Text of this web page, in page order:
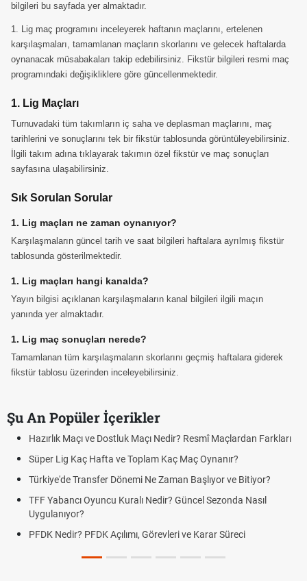
bilgileri bu sayfada yer almaktadır.
1. Lig maç programını inceleyerek haftanın maçlarını, ertelenen
karşılaşmaları, tamamlanan maçların skorlarını ve gelecek haftalarda
oynanacak müsabakaları takip edebilirsiniz. Fikstür bilgileri resmi maç
programındaki değişikliklere göre güncellenmektedir.
1. Lig Maçları
Turnuvadaki tüm takımların iç saha ve deplasman maçlarını, maç
tarihlerini ve sonuçlarını tek bir fikstür tablosunda görüntüleyebilirsiniz.
İlgili takım adına tıklayarak takımın özel fikstür ve maç sonuçları
sayfasına ulaşabilirsiniz.
Sık Sorulan Sorular
1. Lig maçları ne zaman oynanıyor?
Karşılaşmaların güncel tarih ve saat bilgileri haftalara ayrılmış fikstür
tablosunda gösterilmektedir.
1. Lig maçları hangi kanalda?
Yayın bilgisi açıklanan karşılaşmaların kanal bilgileri ilgili maçın
yanında yer almaktadır.
1. Lig maç sonuçları nerede?
Tamamlanan tüm karşılaşmaların skorlarını geçmiş haftalara giderek
fikstür tablosu üzerinden inceleyebilirsiniz.
Şu An Popüler İçerikler
Hazırlık Maçı ve Dostluk Maçı Nedir? Resmî Maçlardan Farkları
Süper Lig Kaç Hafta ve Toplam Kaç Maç Oynanır?
Türkiye'de Transfer Dönemi Ne Zaman Başlıyor ve Bitiyor?
TFF Yabancı Oyuncu Kuralı Nedir? Güncel Sezonda Nasıl
Uygulanıyor?
PFDK Nedir? PFDK Açılımı, Görevleri ve Karar Süreci